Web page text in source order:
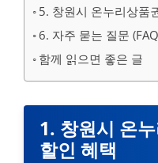
5. 창원시 온누리상품
6. 자주 묻는 질문
함께 읽으면 좋은 글
1. 창원시 온
할인 혜택